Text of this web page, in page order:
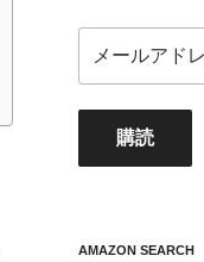
ア
レ
mail
購読
AMAZON SEARCH